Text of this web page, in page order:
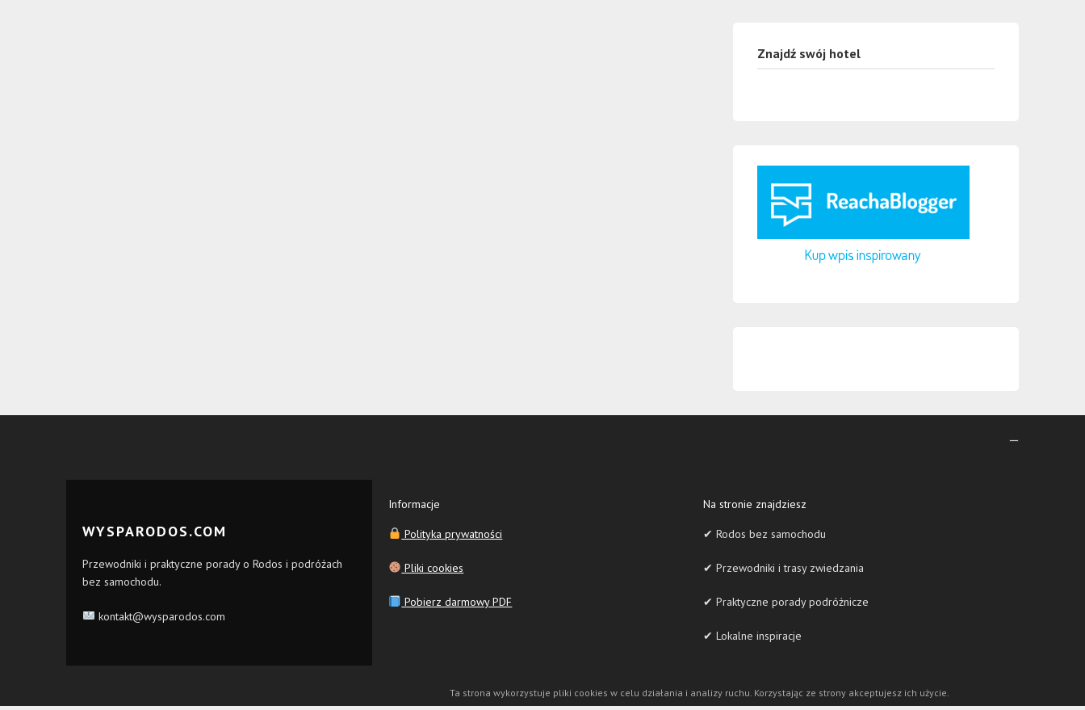
Znajdź swój hotel
WYSPARODOS.COM
Przewodniki i praktyczne porady o Rodos i podróżach
bez samochodu.
kontakt@wysparodos.com
Informacje
Polityka prywatności
Pliki cookies
Pobierz darmowy PDF
Na stronie znajdziesz
✔ Rodos bez samochodu
✔ Przewodniki i trasy zwiedzania
✔ Praktyczne porady podróżnicze
✔ Lokalne inspiracje
Ta strona wykorzystuje pliki cookies w celu działania i analizy ruchu. Korzystając ze strony akceptujesz ich użycie.